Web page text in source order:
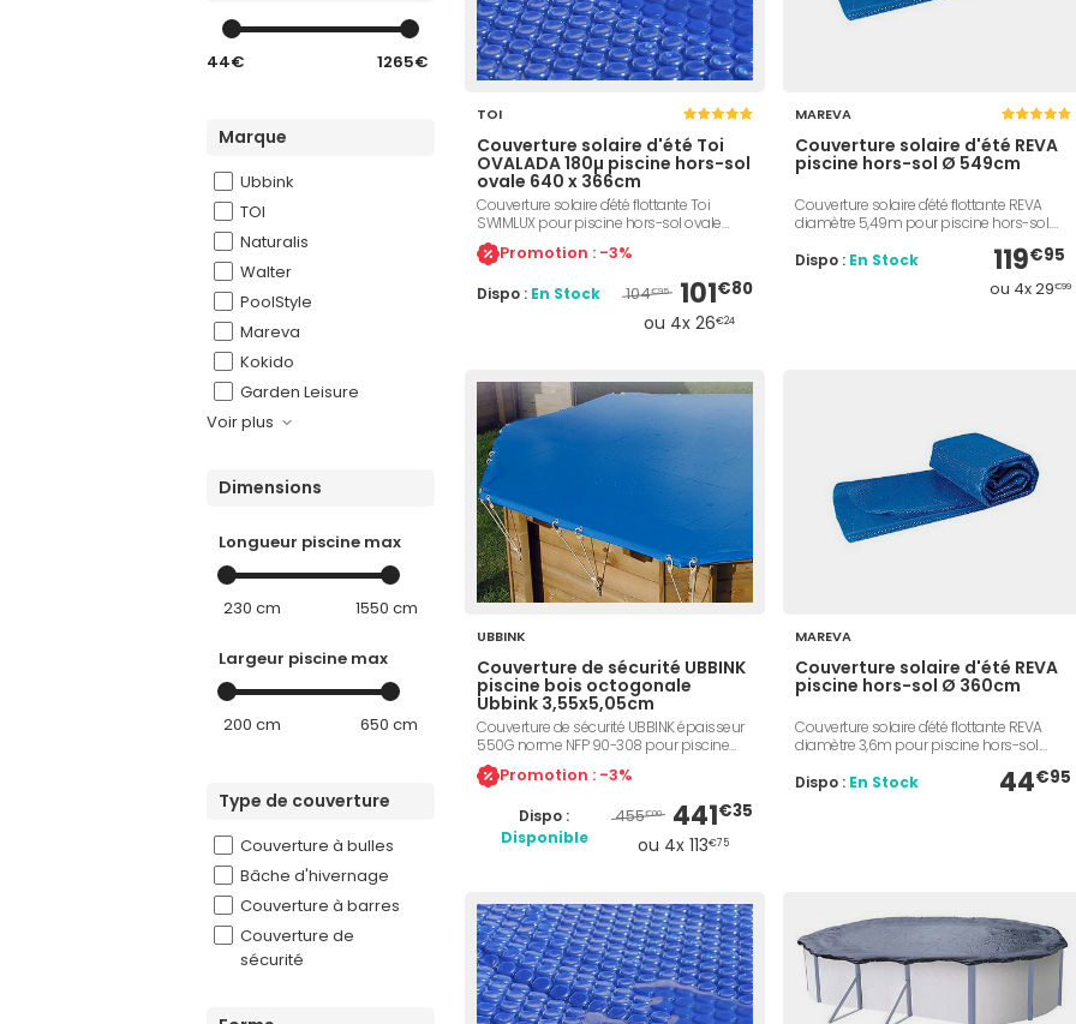
44€ 1265€
Marque
Ubbink
TOI
Naturalis
Walter
PoolStyle
Mareva
Kokido
Garden Leisure
Voir plus
Dimensions
Longueur piscine max
230 cm 1550 cm
Largeur piscine max
200 cm 650 cm
Type de couverture
Couverture à bulles
Bâche d'hivernage
Couverture à barres
Couverture de
sécurité
TOI
Couverture solaire d'été Toi
OVALADA 180µ piscine hors-sol
ovale 640 x 366cm
Couverture solaire d'été flottante Toi
SWIMLUX pour piscine hors-sol ovale
6,4m x 3,66m. Couverture 180µ bleue,
traitement anti-UV. Protège votre piscine
impuretés. Permet de maintenir l'eau à
Promotion : -3%
Dispo : En Stock 104€95 101€80
ou 4x 26€24
MAREVA
Couverture solaire d'été REVA
piscine hors-sol Ø 549cm
Couverture solaire d'été flottante REVA
diamètre 5,49m pour piscine hors-sol.
piscine des feuilles, poussières, insectes
une température agréable. Livrée avec
Dispo : En Stock 119€95
ou 4x 29€99
UBBINK
Couverture de sécurité UBBINK
piscine bois octogonale
Ubbink 3,55x5,05cm
Couverture de sécurité UBBINK épaisseur
550G norme NFP 90-308 pour piscine
bois octogonale Ubbink 3,55 x 5,05cm.
Permet une protection de la qualité d'eau
d'absence. Évite le dépôt de feuilles
mortes ou d'insectes apportés par le vent.
Permet également de conserver la
Promotion : -3%
Dispo :
Disponible
455€00 441€35
ou 4x 113€75
MAREVA
Couverture solaire d'été REVA
piscine hors-sol Ø 360cm
Couverture solaire d'été flottante REVA
diamètre 3,6m pour piscine hors-sol.
piscine des feuilles, poussières, insectes
Dispo : En Stock 44€95